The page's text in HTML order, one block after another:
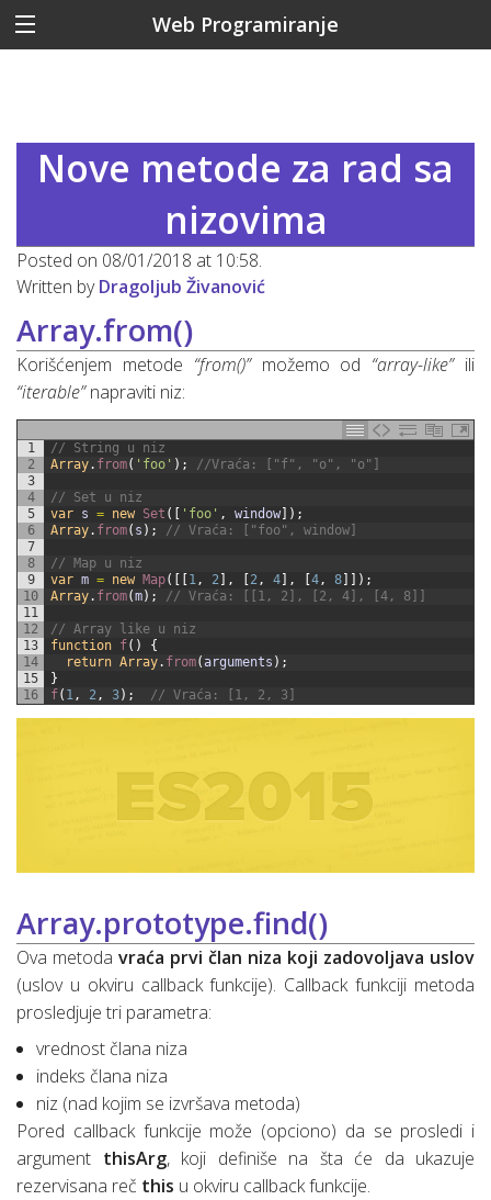
Web Programiranje
Nove metode za rad sa
nizovima
Posted on 08/01/2018 at 10:58.
Written byDragoljub Živanović
Array.from()
Korišćenjem metode “from()”možemo od “array-like”ili
“iterable”napraviti niz:
1
2
3
4
5
6
7
8
9
10
11
12
13
14
15
16
// String u niz
Array. from( 'foo' ) ; //Vraća: ["f", "o", "o"]
// Set u niz
var s = new Set ( [ 'foo' , window] ) ;
Array. from( s ) ; // Vraća: ["foo", window]
// Map u niz
var m = new Map( [ [1 , 2 ] , [2 , 4] , [4 , 8] ] ) ;
Array. from(m) ; // Vraća: [[1, 2], [2, 4], [4, 8]]
// Array like u niz
function f( )
{
return Array. from(arguments ) ;
}
f( 1 , 2 , 3) ; // Vraća: [1, 2, 3]
Array.prototype.find()
Ova metoda vraća prvi član niza koji zadovoljava uslov
(uslov u okviru callback funkcije). Callback funkciji metoda
prosledjuje tri parametra:
vrednost člana niza
indeks člana niza
niz (nad kojim se izvršava metoda)
Pored callback funkcije može (opciono) da se prosledi i
argument thisArg, koji definiše na šta će da ukazuje
rezervisana reč this u okviru callback funkcije.